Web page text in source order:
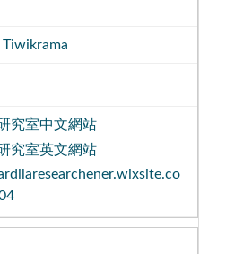
究室中文網站
究室英文網站